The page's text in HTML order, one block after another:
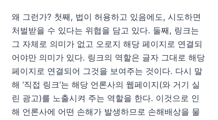
왜 그런가? 첫째, 법이 허용하고 있음에도, 시도하면
처벌받을 수 있다는 위협을 담고 있다. 둘째, 링크는
그 자체로 의미가 없고 오로지 해당 페이지로 연결되
어야만 의미가 있다. 링크의 역할은 글자 그대로 해당
페이지로 연결되어 그것을 보여주는 것이다. 다시 말
해 ‘직접 링크’는 해당 언론사의 웹페이지(와 거기 실
린 광고)를 노출시켜 주는 역할을 한다. 이것으로 인
해 언론사에 어떤 손해가 발생하므로 손해배상을 물